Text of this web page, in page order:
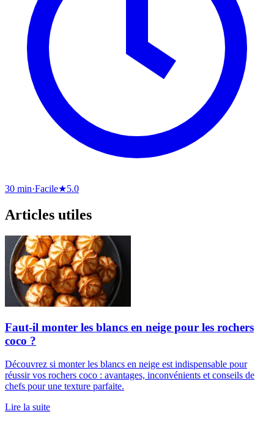
30 min·Facile★5.0
Articles utiles
Faut-il monter les blancs en neige pour les rochers
coco ?
Découvrez si monter les blancs en neige est indispensable pour
réussir vos rochers coco : avantages, inconvénients et conseils de
chefs pour une texture parfaite.
Lire la suite